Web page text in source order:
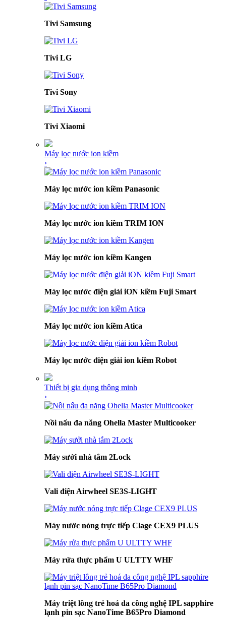
Tivi Samsung
Tivi LG
Tivi Sony
Tivi Xiaomi
Máy lọc nước ion kiềm
›
Máy lọc nước ion kiềm Panasonic
Máy lọc nước ion kiềm TRIM ION
Máy lọc nước ion kiềm Kangen
Máy lọc nước điện giải iON kiềm Fuji Smart
Máy lọc nước ion kiềm Atica
Máy lọc nước điện giải ion kiềm Robot
Thiết bị gia dụng thông minh
›
Nồi nấu đa năng Ohella Master Multicooker
Máy sưởi nhà tắm 2Lock
Vali điện Airwheel SE3S-LIGHT
Máy nước nóng trực tiếp Clage CEX9 PLUS
Máy rửa thực phẩm U ULTTY WHF
Máy triệt lông trẻ hoá da công nghệ IPL sapphire
lạnh pin sạc NanoTime B65Pro Diamond